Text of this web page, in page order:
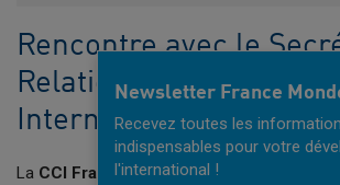
Rencontre avec le
Relations Économiques
Internationales
La CCI France Argentine organise un
Newsletter France
Recevez toutes les
indispensables pour votre
l'international !